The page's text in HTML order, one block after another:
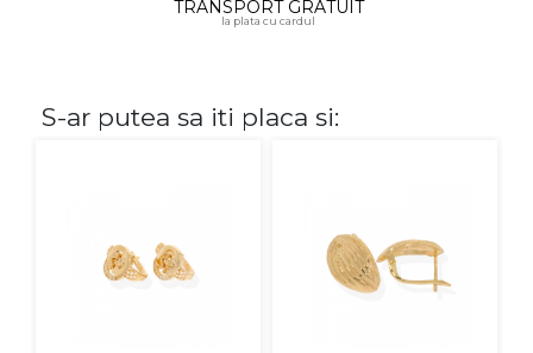
TRANSPORT GRATUIT
la plata cu cardul
S-ar putea sa iti placa si: